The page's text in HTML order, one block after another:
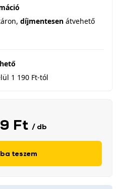
díjmentesen átvehető
1 190 Ft-tól
Ft / db
teszem